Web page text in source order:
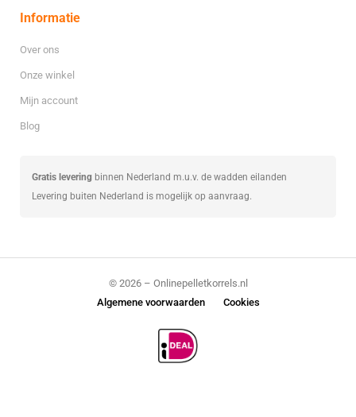
Informatie
Over ons
Onze winkel
Mijn account
Blog
Gratis levering binnen Nederland m.u.v. de wadden eilanden
Levering buiten Nederland is mogelijk op aanvraag.
© 2026 – Onlinepelletkorrels.nl
Algemene voorwaarden
Cookies